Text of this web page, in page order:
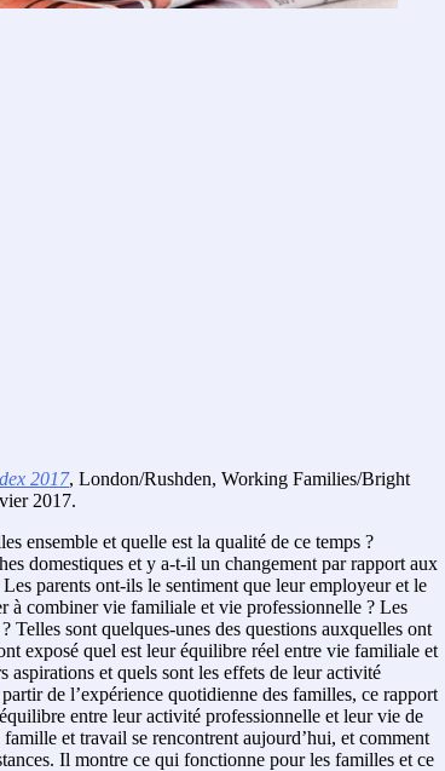
2017, London/Rushden, Working Families/Bright
2017.
ensemble et quelle est la qualité de ce temps ?
domestiques et y a-t-il un changement par rapport aux
parents ont-ils le sentiment que leur employeur et le
à combiner vie familiale et vie professionnelle ? Les
Telles sont quelques-unes des questions auxquelles ont
exposé quel est leur équilibre réel entre vie familiale et
aspirations et quels sont les effets de leur activité
de l’expérience quotidienne des familles, ce rapport
entre leur activité professionnelle et leur vie de
et travail se rencontrent aujourd’hui, et comment
Il montre ce qui fonctionne pour les familles et ce